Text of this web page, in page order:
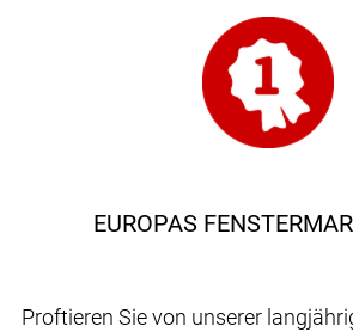
EUROPAS
Proftieren Sie von unserer